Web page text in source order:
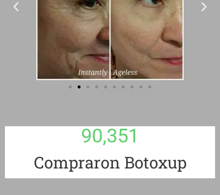
Compraron Botoxup
90,351